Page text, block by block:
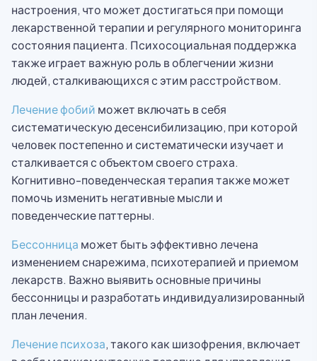
настроения, что может достигаться при помощи
лекарственной терапии и регулярного мониторинга
состояния пациента. Психосоциальная поддержка
также играет важную роль в облегчении жизни
людей, сталкивающихся с этим расстройством.
Лечение фобий может включать в себя
систематическую десенсибилизацию, при которой
человек постепенно и систематически изучает и
сталкивается с объектом своего страха.
Когнитивно-поведенческая терапия также может
помочь изменить негативные мысли и
поведенческие паттерны.
Бессонница может быть эффективно лечена
изменением снарежима, психотерапией и приемом
лекарств. Важно выявить основные причины
бессонницы и разработать индивидуализированный
план лечения.
Лечение психоза, такого как шизофрения, включает